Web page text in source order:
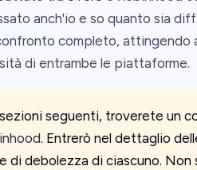
anch'io e so quanto sia
completo, attingendo
di entrambe le piattaforme.
seguenti, troverete un
. Entrerò nel dettaglio
di debolezza di ciascuno.